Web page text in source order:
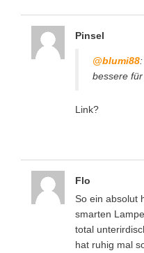
Pinsel
@blumi88
bessere
Link?
Flo
So ein absolut
smarten
total
hat ruhig mal